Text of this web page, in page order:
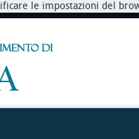
le impostazioni del